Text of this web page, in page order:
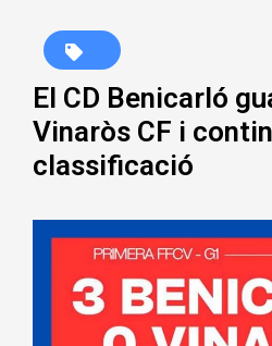
El CD Benicarló
Vinaròs CF i
classificació